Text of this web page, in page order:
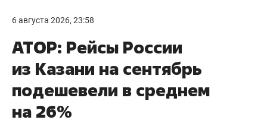
6 августа 2026, 23:58
АТОР: Рейсы России
из Казани на сентябрь
подешевели в среднем
на 26%